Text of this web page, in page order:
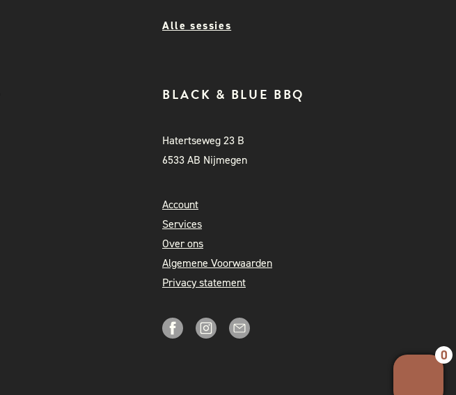
Alle sessies
BLACK & BLUE BBQ
Hatertseweg 23 B
6533 AB Nijmegen
Account
Services
Over ons
Algemene Voorwaarden
Privacy statement
0